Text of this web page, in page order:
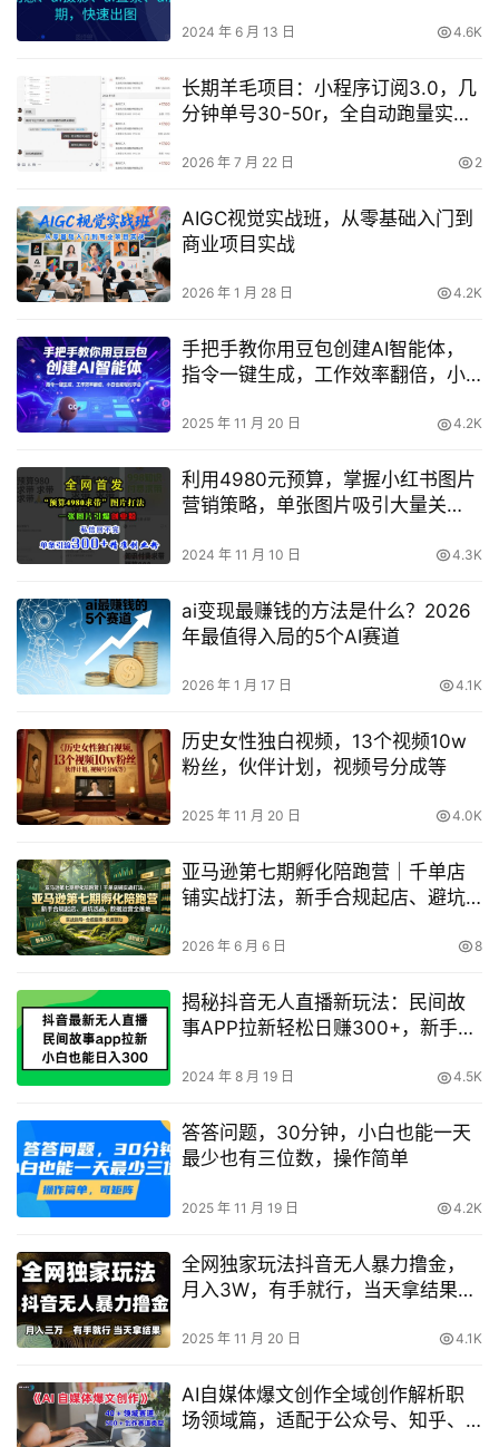
2024 年 6 月 13 日 4.6K
长期羊毛项目：小程序订阅3.0，几
分钟单号30-50r，全自动跑量实现
2026 年 7 月 22 日 2
AIGC视觉实战班，从零基础入门到
商业项目实战
2026 年 1 月 28 日 4.2K
手把手教你用豆包创建AI智能体，
指令一键生成，工作效率翻倍，小
2025 年 11 月 20 日 4.2K
利用4980元预算，掌握小红书图片
营销策略，单张图片吸引大量关
300+精准创业粉丝
2024 年 11 月 10 日 4.3K
ai变现最赚钱的方法是什么？2026
年最值得入局的5个AI赛道
2026 年 1 月 17 日 4.1K
历史女性独白视频，13个视频10w
粉丝，伙伴计划，视频号分成等
2025 年 11 月 20 日 4.0K
亚马逊第七期孵化陪跑营｜千单店
铺实战打法，新手合规起店、避坑
2026 年 6 月 6 日 8
揭秘抖音无人直播新玩法：民间故
事APP拉新轻松日赚300+，新手也
2024 年 8 月 19 日 4.5K
答答问题，30分钟，小白也能一天
最少也有三位数，操作简单
2025 年 11 月 19 日 4.2K
全网独家玩法抖音无人暴力撸金，
月入3W，有手就行，当天拿结果
2025 年 11 月 20 日 4.1K
AI自媒体爆文创作全域创作解析职
场领域篇，适配于公众号、知乎、